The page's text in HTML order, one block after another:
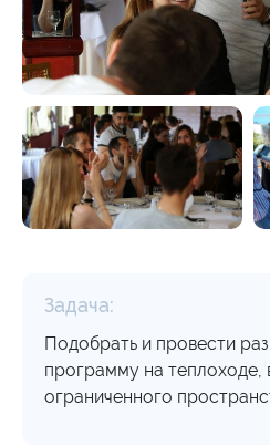
Задача:
Подобрать и провести
программу на теплоходе,
ограниченного